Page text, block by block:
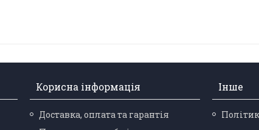
Корисна інформація
Доставка, оплата та гарантія
Інше